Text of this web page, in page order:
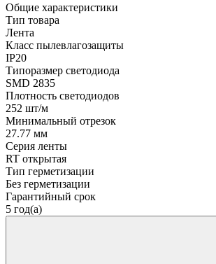
Общие характеристики
Тип товара
Лента
Класс пылевлагозащиты
IP20
Типоразмер светодиода
SMD 2835
Плотность светодиодов
252 шт/м
Минимальный отрезок
27.77 мм
Серия ленты
RT открытая
Тип герметизации
Без герметизации
Гарантийный срок
5 год(а)